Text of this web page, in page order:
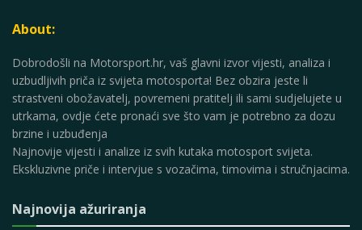
About:
Dobrodošli na Motorsport.hr, vaš glavni izvor vijesti, analiza i
uzbudljivih priča iz svijeta motosporta! Bez obzira jeste li
strastveni obožavatelj, povremeni pratitelj ili sami sudjelujete u
utrkama, ovdje ćete pronaći sve što vam je potrebno za dozu
brzine i uzbuđenja
Najnovije vijesti i analize iz svih kutaka motosport svijeta.
Ekskluzivne priče i intervjue s vozačima, timovima i stručnjacima.
Najnovija ažuriranja